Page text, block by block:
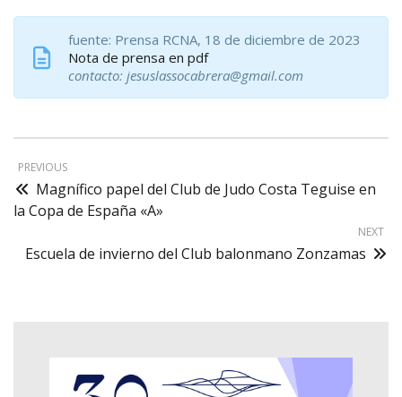
fuente: Prensa RCNA, 18 de diciembre de 2023
Nota de prensa en pdf
contacto: jesuslassocabrera@gmail.com
PREVIOUS
Magnífico papel del Club de Judo Costa Teguise en
la Copa de España «A»
NEXT
Escuela de invierno del Club balonmano Zonzamas